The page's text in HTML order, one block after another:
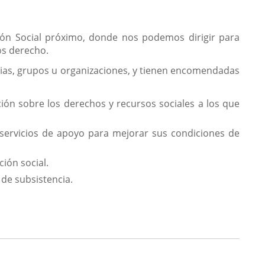
Social próximo, donde nos podemos dirigir para
derecho.
grupos u organizaciones, y tienen encomendadas
sobre los derechos y recursos sociales a los que
de apoyo para mejorar sus condiciones de
social.
subsistencia.